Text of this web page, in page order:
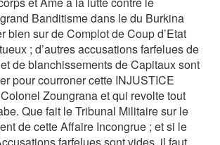
Banditisme dans le du Burkina
bien sur de Complot de Coup d’Etat
; d’autres accusations farfelues de
de blanchissements de Capitaux sont
pour courroner cette INJUSTICE
Zoungrana et qui revolte tout
Que fait le Tribunal Militaire sur le
de cette Affaire Incongrue ; et si le
farfelues sont vides, il faut